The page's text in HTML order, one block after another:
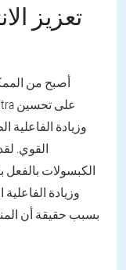
تعزيز
أصبح من
وزيادة الفاعلية
القوي.
الكبسولات بالفعل
وزيادة